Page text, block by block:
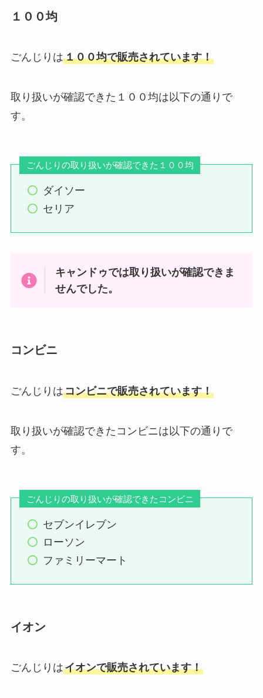
１００均
ごんじりは１００均で販売されています！
取り扱いが確認できた１００均は以下の通りで
す。
ごんじりの取り扱いが確認できた１００均
ダイソー
セリア
キャンドゥでは取り扱いが確認できま
せんでした。
コンビニ
ごんじりはコンビニで販売されています！
取り扱いが確認できたコンビニは以下の通りで
す。
ごんじりの取り扱いが確認できたコンビニ
セブンイレブン
ローソン
ファミリーマート
イオン
ごんじりはイオンで販売されています！